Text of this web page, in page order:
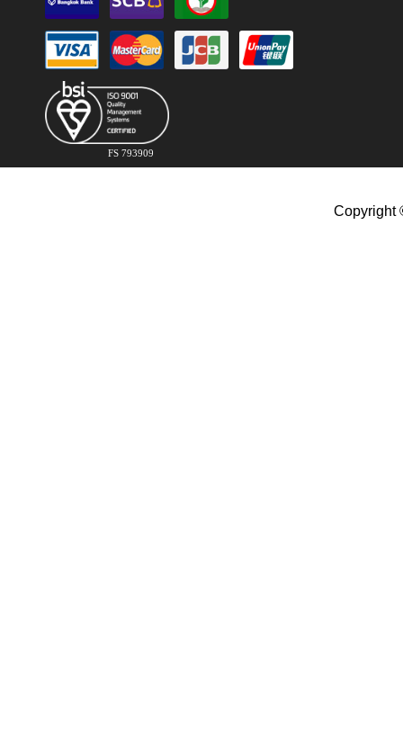
FS 793909
Copyright